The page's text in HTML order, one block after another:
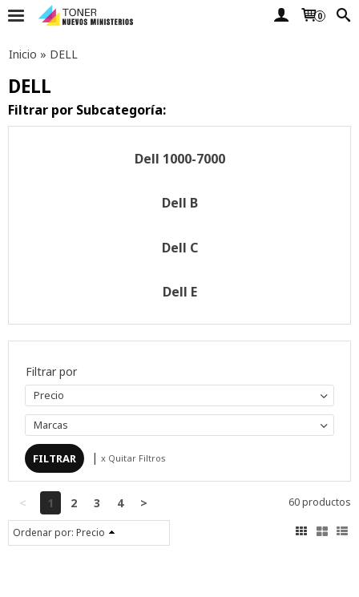
0
Inicio » DELL
DELL
Filtrar por Subcategoría:
Dell 1000-7000
Dell B
Dell C
Dell E
Filtrar por
Precio
Marcas
| x Quitar Filtros
< 1 2 3 4 > 60 productos
Ordenar por: Precio